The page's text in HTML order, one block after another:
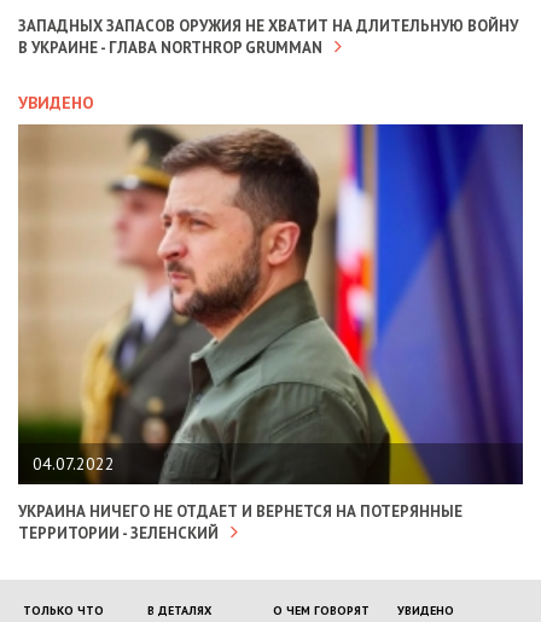
ЗАПАДНЫХ ЗАПАСОВ ОРУЖИЯ НЕ ХВАТИТ НА ДЛИТЕЛЬНУЮ ВОЙНУ
В УКРАИНЕ - ГЛАВА NORTHROP GRUMMAN
УВИДЕНО
04.07.2022
УКРАИНА НИЧЕГО НЕ ОТДАЕТ И ВЕРНЕТСЯ НА ПОТЕРЯННЫЕ
ТЕРРИТОРИИ - ЗЕЛЕНСКИЙ
ТОЛЬКО ЧТО В ДЕТАЛЯХ О ЧЕМ ГОВОРЯТ УВИДЕНО